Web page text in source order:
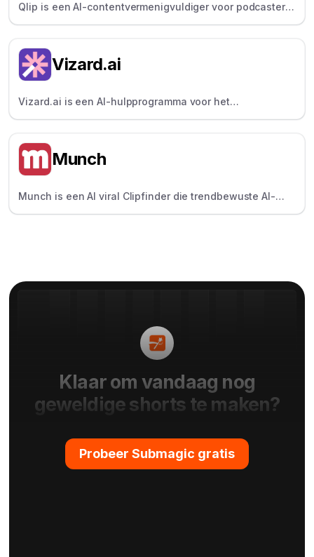
Qlip is een AI-contentvermenigvuldiger voor podcasters
en makers die AI gebruikt om automatisch hoogtepunten
Vizard.ai
Vizard.ai is een AI-hulpprogramma voor het
hergebruiken van video's dat lange video's automatisch
Munch
Munch is een AI viral Clipfinder die trendbewuste AI-
clips genereert: perfect voor social media managers.
Klaar om vandaag nog
geweldige shorts te maken?
Probeer Submagic gratis